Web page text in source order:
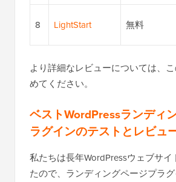
8 LightStart 無料
より詳細なレビューについては、
めてください。
ベストWordPressランディ
ラグインのテストとレビュ
私たちは長年WordPressウェブサイ
たので、ランディングページプラ